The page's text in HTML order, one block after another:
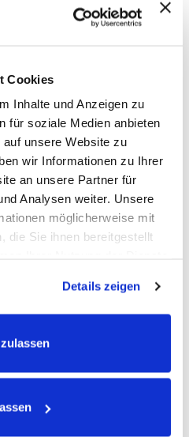
Cookies
Inhalte und Anzeigen zu
für soziale Medien anbieten
unsere Website zu
wir Informationen zu Ihrer
an unsere Partner für
Analysen weiter. Unsere
möglicherweise mit
die Sie ihnen bereitgestellt
Details zeigen
kunnen bestellen bij
standaard leveringsdiensten
– neem dan contact
If you are interested – as
use – please get in